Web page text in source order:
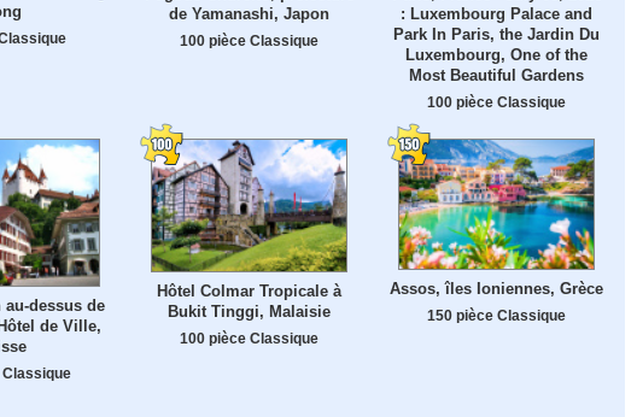
de Yamanashi, Japon
100 pièce Classique
: Luxembourg Palace and
Park In Paris, the Jardin Du
Luxembourg, One of the
Most Beautiful Gardens
100 pièce Classique
au-dessus de
de Ville,
Hôtel Colmar Tropicale à
Bukit Tinggi, Malaisie
100 pièce Classique
Assos, îles Ioniennes, Grèce
150 pièce Classique